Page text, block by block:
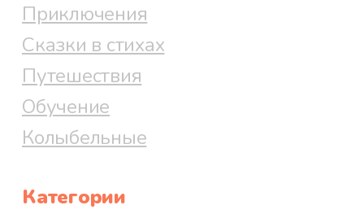
Приключения
Сказки в стихах
Путешествия
Обучение
Колыбельные
Категории